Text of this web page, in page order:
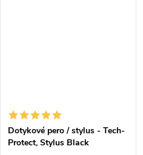
Dotykové pero / stylus - Tech-
Protect, Stylus Black